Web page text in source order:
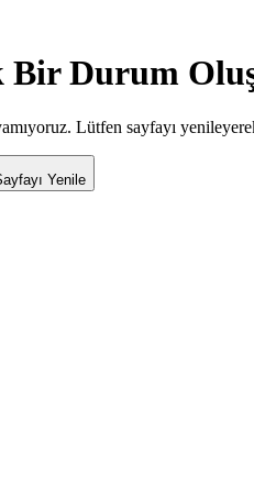
Bir Durum
Lütfen sayfayı
Yenile